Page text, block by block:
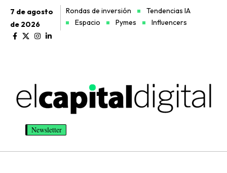
7 de agosto
de 2026
Rondas de inversión
Tendencias IA
Espacio
Pymes Influencers
Newsletter